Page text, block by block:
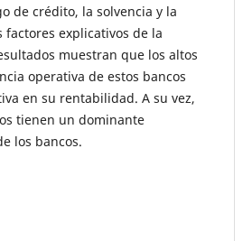
de crédito, la solvencia y la
explicativos de la
muestran que los altos
operativa de estos bancos
en su rentabilidad. A su vez,
tienen un dominante
los bancos.